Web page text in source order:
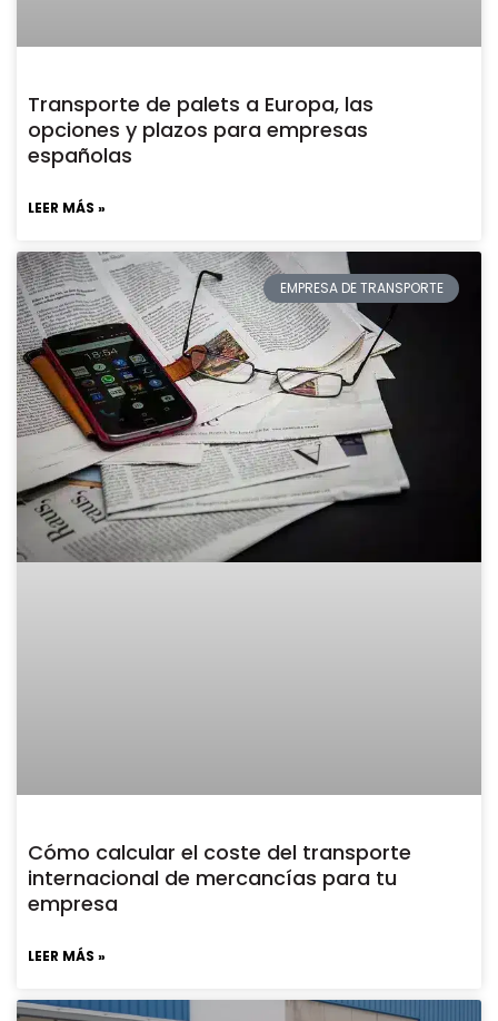
Transporte de palets a Europa, las
opciones y plazos para empresas
españolas
LEER MÁS »
EMPRESA DE TRANSPORTE
Cómo calcular el coste del transporte
internacional de mercancías para tu
empresa
LEER MÁS »